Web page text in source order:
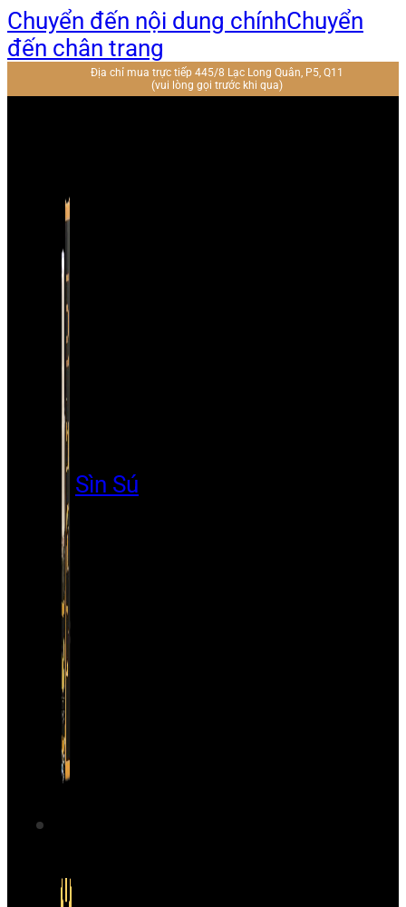
Chuyển đến nội dung chínhChuyển
đến chân trang
Địa chỉ mua trực tiếp 445/8 Lạc Long Quân, P5, Q11
(vui lòng gọi trước khi qua)
Sìn Sú